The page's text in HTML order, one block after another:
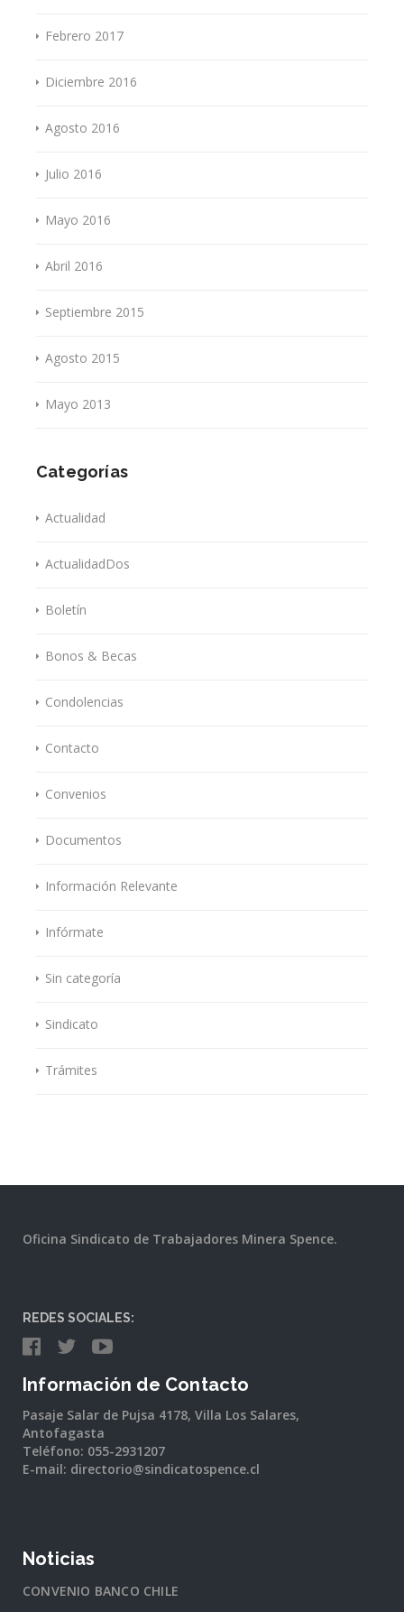
Febrero 2017
Diciembre 2016
Agosto 2016
Julio 2016
Mayo 2016
Abril 2016
Septiembre 2015
Agosto 2015
Mayo 2013
Categorías
Actualidad
ActualidadDos
Boletín
Bonos & Becas
Condolencias
Contacto
Convenios
Documentos
Información Relevante
Infórmate
Sin categoría
Sindicato
Trámites
Oficina Sindicato de Trabajadores Minera Spence.
REDES SOCIALES:
Información de Contacto
Pasaje Salar de Pujsa 4178, Villa Los Salares,
Antofagasta
Teléfono: 055-2931207
E-mail: directorio@sindicatospence.cl
Noticias
CONVENIO BANCO CHILE